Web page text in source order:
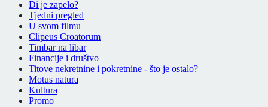
Di je zapelo?
Tjedni pregled
U svom filmu
Clipeus Croatorum
Timbar na libar
Financije i društvo
Titove nekretnine i pokretnine - što je ostalo?
Motus natura
Kultura
Promo